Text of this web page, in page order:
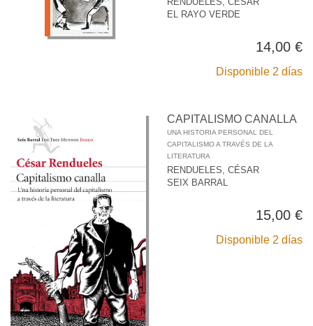
EL RAYO VERDE
14,00 €
Disponible 2 días
CAPITALISMO CANALLA
UNA HISTORIA PERSONAL DEL
CAPITALISMO A TRAVÉS DE LA
LITERATURA
RENDUELES, CÉSAR
SEIX BARRAL
15,00 €
Disponible 2 días